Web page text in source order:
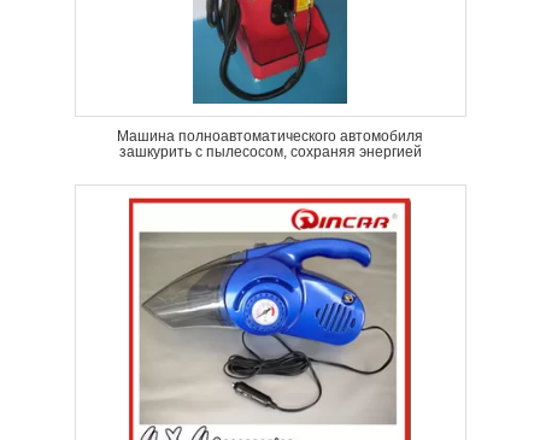
Машина полноавтоматического автомобиля
зашкурить с пылесосом, сохраняя энергией